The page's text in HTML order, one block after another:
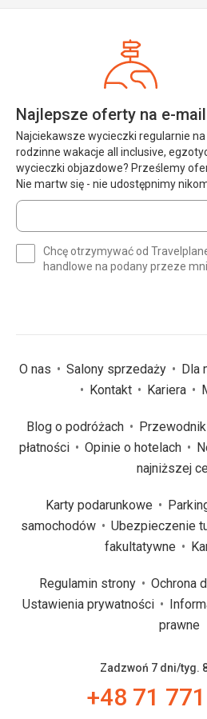
Najlepsze oferty na e-mail
Najciekawsze wycieczki regularnie
rodzinne wakacje all inclusive,
wycieczki objazdowe? Prześlemy
Nie martw się - nie udostępnimy
Wprowadź
swój
(wymagane)
Chcę otrzymywać od
handlowe na podany przeze
O nas Salony sprzedaży Dla
Kontakt
Kariera
Blog o podróżach
płatności
Opinie o hotelach
najniższej
Karty podarunkowe
samochodów
Ubezpieczenie
fakultatywne
Regulamin strony
Ochrona
Ustawienia prywatności
prawne
Zadzwoń 7 dni/tyg.
+48 71